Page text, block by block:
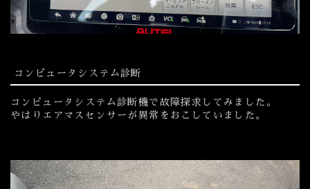
コンピュータシステム診断
コンピュータシステム診断機で故障探求してみました。
やはりエアマスセンサーが異常をおこしていました。